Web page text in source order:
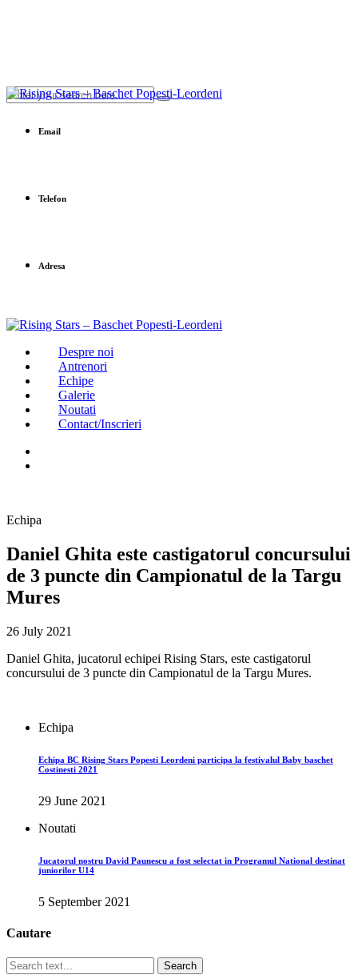
Email
Telefon
Adresa
Despre noi
Antrenori
Echipe
Galerie
Noutati
Contact/Inscrieri
Echipa
Daniel Ghita este castigatorul concursului
de 3 puncte din Campionatul de la Targu
Mures
26 July 2021
Daniel Ghita, jucatorul echipei Rising Stars, este castigatorul
concursului de 3 puncte din Campionatul de la Targu Mures.
Echipa
Echipa BC Rising Stars Popesti Leordeni participa la festivalul Baby baschet
Costinesti 2021
29 June 2021
Noutati
Jucatorul nostru David Paunescu a fost selectat in Programul National destinat
juniorilor U14
5 September 2021
Cautare
Search